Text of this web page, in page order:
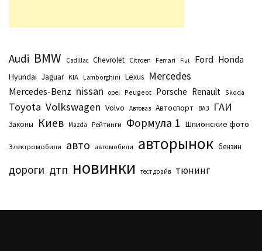
Audi BMW Cadillac Chevrolet Citroen Ferrari Fiat Ford Honda
Hyundai Jaguar KIA Lamborghini Lexus Mercedes
Mercedes-Benz nissan opel Peugeot Porsche Renault Skoda
Toyota Volkswagen Volvo Автоваз Автоспорт ВАЗ ГАИ
Законы Киев Маzda Рейтинги Формула 1 Шпионские фото
Электромобили авто автомобили авторынок бензин
дороги дтп новинки тест драйв тюнинг